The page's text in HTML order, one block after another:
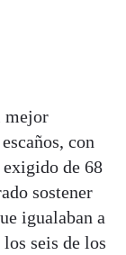
mejor
con
de 68
sostener
igualaban a
seis de los